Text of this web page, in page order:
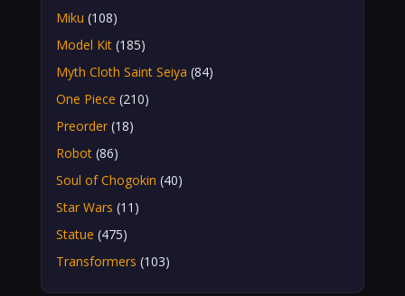
Miku (108)
Model Kit (185)
Myth Cloth Saint Seiya (84)
One Piece (210)
Preorder (18)
Robot (86)
Soul of Chogokin (40)
Star Wars (11)
Statue (475)
Transformers (103)